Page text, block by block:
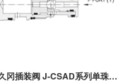
JGH久冈插装阀 J-CSAD系列单珠梭动阀